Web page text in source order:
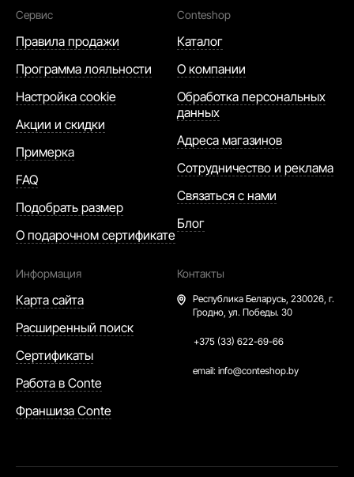
Сервис
Правила продажи
Программа лояльности
Настройка cookie
Акции и скидки
Примерка
FAQ
Подобрать размер
О подарочном сертификате
Conteshop
Каталог
О компании
Обработка персональных
данных
Адреса магазинов
Сотрудничество и реклама
Связаться с нами
Блог
Информация
Карта сайта
Расширенный поиск
Сертификаты
Работа в Conte
Франшиза Conte
Контакты
Республика Беларусь, 230026, г.
Гродно, ул. Победы. 30
+375 (33) 622-69-66
email: info@conteshop.by